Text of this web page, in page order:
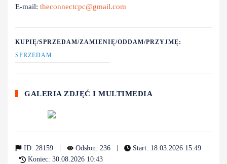
E-mail: theconnectcpc@gmail.com
KUPIĘ/SPRZEDAM/ZAMIENIĘ/ODDAM/PRZYJMĘ:
SPRZEDAM
GALERIA ZDJĘĆ I MULTIMEDIA
ID: 28159 Odsłon: 236 Start: 18.03.2026 15:49
Koniec: 30.08.2026 10:43